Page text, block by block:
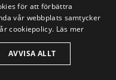
att välkomna
för att förbättra
vår webbplats samtycker
cookiepolicy. Läs mer
AVVISA ALLT